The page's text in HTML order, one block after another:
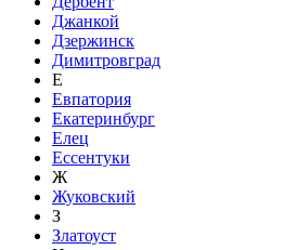
Джанкой
Дзержинск
Димитровград
Е
Евпатория
Екатеринбург
Елец
Ессентуки
Ж
Жуковский
З
Златоуст